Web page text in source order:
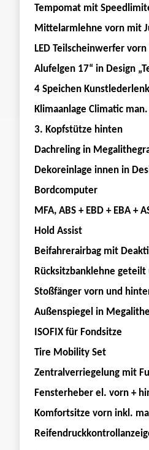
Tempomat mit
Mittelarmlehne vorn mit
LED Teilscheinwerfer
Alufelgen 17“ in Design
4 Speichen
Klimaanlage Climatic
3. Kopfstütze hinten
Dachreling in
Dekoreinlage innen in
Bordcomputer
MFA, ABS + EBD + EBA +
Hold Assist
Beifahrerairbag mit
Rücksitzbanklehne
Stoßfänger vorn und
Außenspiegel in
ISOFIX für Fondsitze
Tire Mobility Set
Zentralverriegelung mit
Fensterheber el. vorn +
Komfortsitze vorn inkl.